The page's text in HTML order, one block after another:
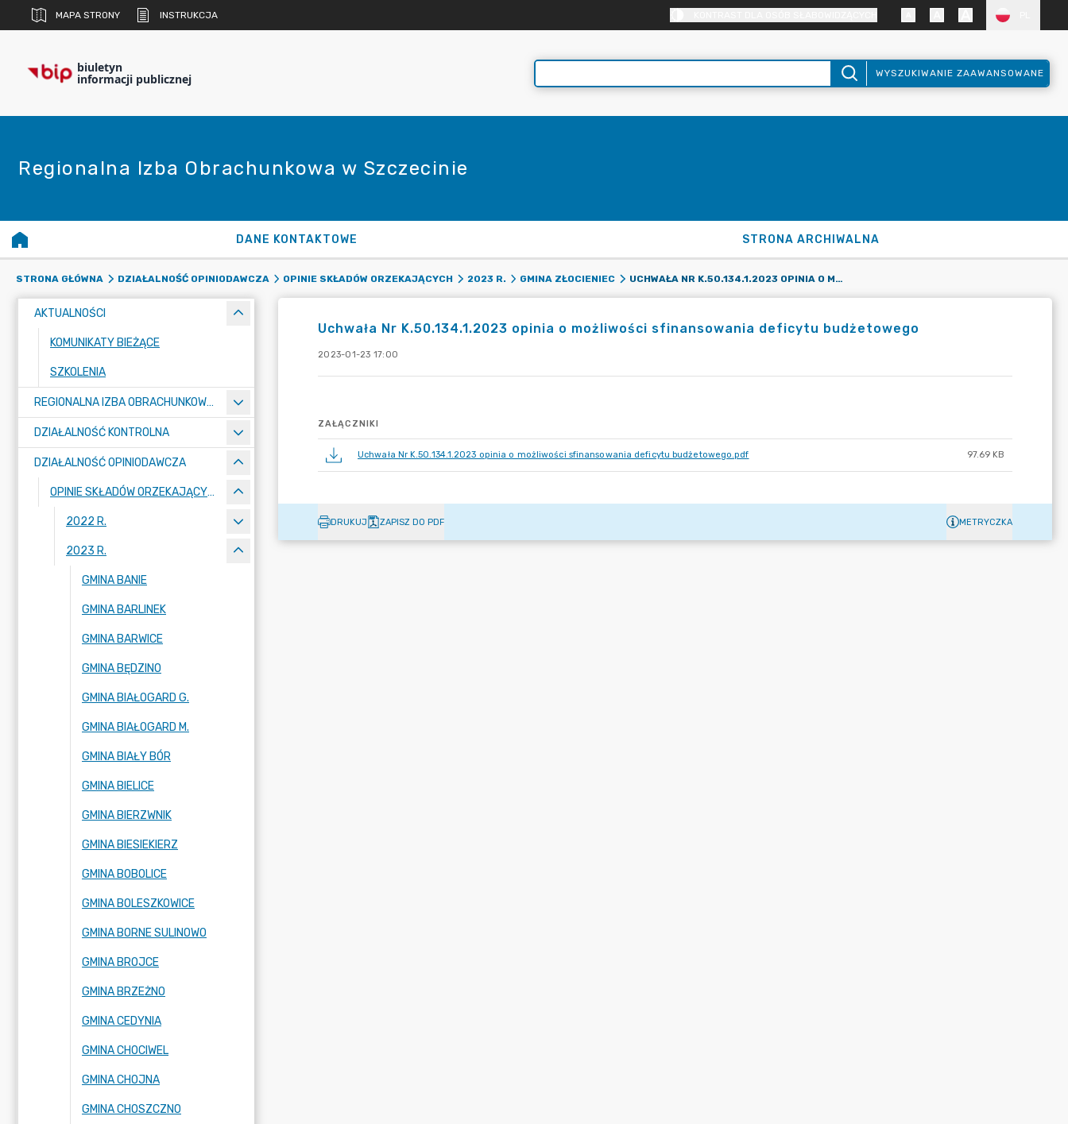
MAPA STRONY INSTRUKCJA
biuletyn
informacji publicznej WYSZUKIWANIE ZAAWANSOWANE
Regionalna Izba Obrachunkowa w Szczecinie
DANE KONTAKTOWE STRONA ARCHIWALNA
STRONA GŁÓWNA DZIAŁALNOŚĆ OPINIODAWCZA OPINIE SKŁADÓW ORZEKAJĄCYCH 2023 R. GMINA ZŁOCIENIEC UCHWAŁA NR K.50.134.1.2023 OPINIA O MOŻLIWOŚCI SFINANSOWANIA DEFICYTU BUDŻETOWEGO
AKTUALNOŚCI
KOMUNIKATY BIEŻĄCE
SZKOLENIA
REGIONALNA IZBA OBRACHUNKOWA W SZCZECINIE
DZIAŁALNOŚĆ KONTROLNA
DZIAŁALNOŚĆ OPINIODAWCZA
OPINIE SKŁADÓW ORZEKAJĄCYCH
2022 R.
2023 R.
GMINA BANIE
GMINA BARLINEK
GMINA BARWICE
GMINA BĘDZINO
GMINA BIAŁOGARD G.
GMINA BIAŁOGARD M.
GMINA BIAŁY BÓR
GMINA BIELICE
GMINA BIERZWNIK
GMINA BIESIEKIERZ
GMINA BOBOLICE
GMINA BOLESZKOWICE
GMINA BORNE SULINOWO
GMINA BROJCE
GMINA BRZEŻNO
GMINA CEDYNIA
GMINA CHOCIWEL
GMINA CHOJNA
GMINA CHOSZCZNO
Uchwała Nr K.50.134.1.2023 opinia o możliwości sfinansowania deficytu budżetowego
2023-01-23 17:00
ZAŁĄCZNIKI
Uchwała Nr K.50.134.1.2023 opinia o możliwości sfinansowania deficytu budżetowego.pdf 97.69 KB
DRUKUJ ZAPISZ DO PDF METRYCZKA